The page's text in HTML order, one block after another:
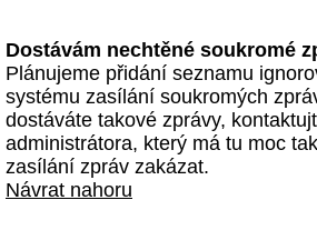
Dostávám nechtěné soukromé
Plánujeme přidání seznamu
systému zasílání soukromých
dostáváte takové zprávy,
administrátora, který má tu moc
zasílání zpráv zakázat.
Návrat nahoru